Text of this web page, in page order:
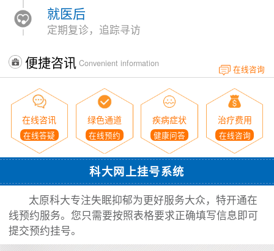
就医后
定期复诊，追踪寻访
便捷咨讯 Convenient information
在线咨询
在线咨讯
在线答疑
绿色通道
在线预约
疾病症状
健康问答
治疗费用
在线咨询
科大网上挂号系统
太原科大专注失眠抑郁为更好服务大众，特开通在
线预约服务。您只需要按照表格要求正确填写信息即可
提交预约挂号。